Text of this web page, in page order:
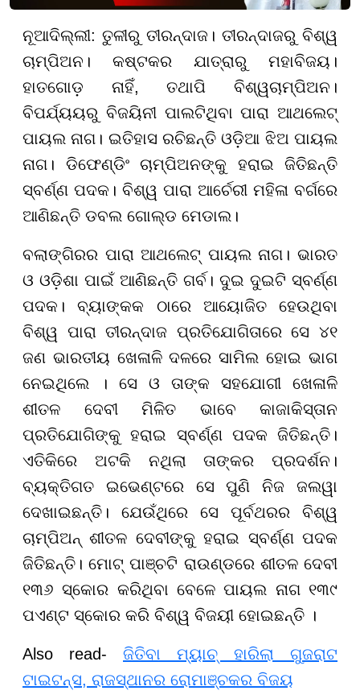
ନୂଆଦିଲ୍ଲୀ: ତୁଳୀରୁ ତୀରନ୍ଦାଜ। ତୀରନ୍ଦାଜରୁ ବିଶ୍ୱ
ଚାମ୍ପିଅନ। କଷ୍ଟକର ଯାତ୍ରାରୁ ମହାବିଜୟ।
ହାତଗୋଡ଼ ନାହିଁ, ତଥାପି ବିଶ୍ୱଚାମ୍ପିଅନ।
ବିପର୍ଯ୍ୟୟରୁ ବିଜୟିନୀ ପାଲଟିଥିବା ପାରା ଆଥଲେଟ୍
ପାୟଲ ନାଗ। ଇତିହାସ ରଚିଛନ୍ତି ଓଡ଼ିଆ ଝିଅ ପାୟଲ
ନାଗ। ଡିଫେଣ୍ଡିଂ ଚାମ୍ପିଅନଙ୍କୁ ହରାଇ ଜିତିଛନ୍ତି
ସ୍ବର୍ଣ୍ଣ ପଦକ। ବିଶ୍ୱ ପାରା ଆର୍ଚେରୀ ମହିଳା ବର୍ଗରେ
ଆଣିଛନ୍ତି ଡବଲ ଗୋଲ୍ଡ ମେଡାଲ।
ବଲାଙ୍ଗିରର ପାରା ଆଥଲେଟ୍ ପାୟଲ ନାଗ। ଭାରତ
ଓ ଓଡ଼ିଶା ପାଇଁ ଆଣିଛନ୍ତି ଗର୍ବ। ଦୁଇ ଦୁଇଟି ସ୍ବର୍ଣ୍ଣ
ପଦକ। ବ୍ୟାଙ୍କକ ଠାରେ ଆୟୋଜିତ ହେଉଥିବା
ବିଶ୍ୱ ପାରା ତୀରନ୍ଦାଜ ପ୍ରତିଯୋଗିତାରେ ସେ ୪୧
ଜଣ ଭାରତୀୟ ଖେଳାଳି ଦଳରେ ସାମିଲ ହୋଇ ଭାଗ
ନେଇଥିଲେ । ସେ ଓ ତାଙ୍କ ସହଯୋଗୀ ଖେଳାଳି
ଶୀତଳ ଦେବୀ ମିଳିତ ଭାବେ କାଜାକିସ୍ତାନ
ପ୍ରତିଯୋଗିଙ୍କୁ ହରାଇ ସ୍ବର୍ଣ୍ଣ ପଦକ ଜିତିଛନ୍ତି।
ଏତିକିରେ ଅଟକି ନଥିଲା ତାଙ୍କର ପ୍ରଦର୍ଶନ।
ବ୍ୟକ୍ତିଗତ ଇଭେଣ୍ଟରେ ସେ ପୁଣି ନିଜ ଜଲୱା
ଦେଖାଇଛନ୍ତି। ଯେଉଁଥିରେ ସେ ପୂର୍ବଥରର ବିଶ୍ୱ
ଚାମ୍ପିଅନ୍ ଶୀତଳ ଦେବୀଙ୍କୁ ହରାଇ ସ୍ବର୍ଣ୍ଣ ପଦକ
ଜିତିଛନ୍ତି। ମୋଟ୍ ପାଞ୍ଚଟି ରାଉଣ୍ଡରେ ଶୀତଳ ଦେବୀ
୧୩୬ ସ୍କୋର କରିଥିବା ବେଳେ ପାୟଲ ନାଗ ୧୩୯
ପଏଣ୍ଟ ସ୍କୋର କରି ବିଶ୍ୱ ବିଜୟୀ ହୋଇଛନ୍ତି ।
Also read- ଜିତିବା ମ୍ୟାଚ୍‌ ହାରିଲା ଗୁଜରାଟ
ଟାଇଟନ୍ସ, ରାଜସ୍ଥାନର ରୋମାଞ୍ଚକର ବିଜୟ